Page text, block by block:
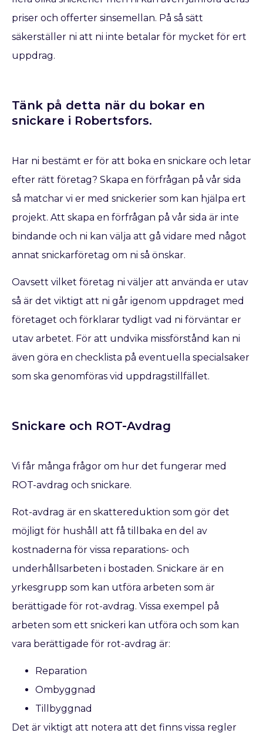
priser och offerter sinsemellan. På så sätt
säkerställer ni att ni inte betalar för mycket för ert
uppdrag.
Tänk på detta när du bokar en
snickare​ i Robertsfors.
Har ni bestämt er för att boka en snickare och letar
efter rätt företag? Skapa en förfrågan på vår sida
så matchar vi er med snickerier som kan hjälpa ert
projekt. Att skapa en förfrågan på vår sida är inte
bindande och ni kan välja att gå vidare med något
annat snickarföretag om ni så önskar.
Oavsett vilket företag ni väljer att använda er utav
så är det viktigt att ni går igenom uppdraget med
företaget och förklarar tydligt vad ni förväntar er
utav arbetet. För att undvika missförstånd kan ni
även göra en checklista på eventuella specialsaker
som ska genomföras vid uppdragstillfället.
Snickare och ROT-Avdrag
Vi får många frågor om hur det fungerar med
ROT-avdrag och snickare.
Rot-avdrag är en skattereduktion som gör det
möjligt för hushåll att få tillbaka en del av
kostnaderna för vissa reparations- och
underhållsarbeten i bostaden. Snickare är en
yrkesgrupp som kan utföra arbeten som är
berättigade för rot-avdrag. Vissa exempel på
arbeten som ett snickeri kan utföra och som kan
vara berättigade för rot-avdrag är:
Reparation
Ombyggnad
Tillbyggnad
Det är viktigt att notera att det finns vissa regler